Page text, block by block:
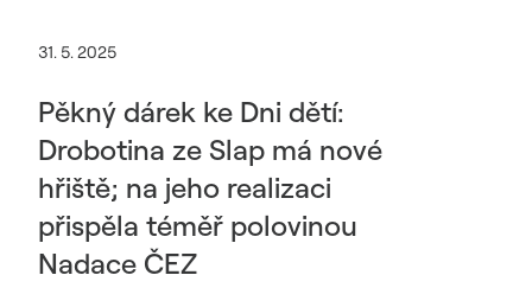
31. 5. 2025
Pěkný dárek ke Dni dětí:
Drobotina ze Slap má nové
hřiště; na jeho realizaci
přispěla téměř polovinou
Nadace ČEZ